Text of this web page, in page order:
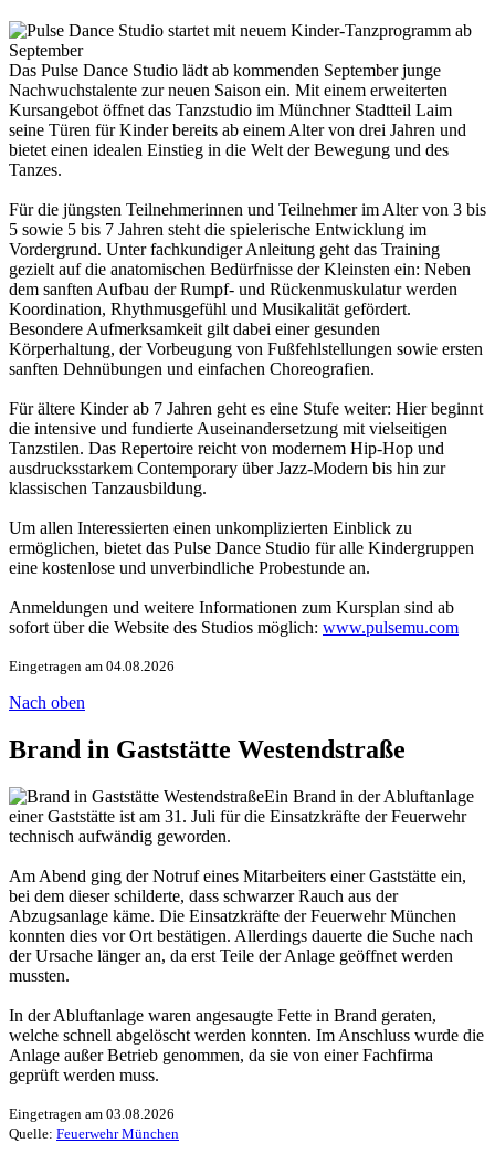
Das Pulse Dance Studio lädt ab kommenden September junge
Nachwuchstalente zur neuen Saison ein. Mit einem erweiterten
Kursangebot öffnet das Tanzstudio im Münchner Stadtteil Laim
seine Türen für Kinder bereits ab einem Alter von drei Jahren und
bietet einen idealen Einstieg in die Welt der Bewegung und des
Tanzes.
Für die jüngsten Teilnehmerinnen und Teilnehmer im Alter von 3 bis
5 sowie 5 bis 7 Jahren steht die spielerische Entwicklung im
Vordergrund. Unter fachkundiger Anleitung geht das Training
gezielt auf die anatomischen Bedürfnisse der Kleinsten ein: Neben
dem sanften Aufbau der Rumpf- und Rückenmuskulatur werden
Koordination, Rhythmusgefühl und Musikalität gefördert.
Besondere Aufmerksamkeit gilt dabei einer gesunden
Körperhaltung, der Vorbeugung von Fußfehlstellungen sowie ersten
sanften Dehnübungen und einfachen Choreografien.
Für ältere Kinder ab 7 Jahren geht es eine Stufe weiter: Hier beginnt
die intensive und fundierte Auseinandersetzung mit vielseitigen
Tanzstilen. Das Repertoire reicht von modernem Hip-Hop und
ausdrucksstarkem Contemporary über Jazz-Modern bis hin zur
klassischen Tanzausbildung.
Um allen Interessierten einen unkomplizierten Einblick zu
ermöglichen, bietet das Pulse Dance Studio für alle Kindergruppen
eine kostenlose und unverbindliche Probestunde an.
Anmeldungen und weitere Informationen zum Kursplan sind ab
sofort über die Website des Studios möglich: www.pulsemu.com
Eingetragen am 04.08.2026
Nach oben
Brand in Gaststätte Westendstraße
Ein Brand in der Abluftanlage
einer Gaststätte ist am 31. Juli für die Einsatzkräfte der Feuerwehr
technisch aufwändig geworden.
Am Abend ging der Notruf eines Mitarbeiters einer Gaststätte ein,
bei dem dieser schilderte, dass schwarzer Rauch aus der
Abzugsanlage käme. Die Einsatzkräfte der Feuerwehr München
konnten dies vor Ort bestätigen. Allerdings dauerte die Suche nach
der Ursache länger an, da erst Teile der Anlage geöffnet werden
mussten.
In der Abluftanlage waren angesaugte Fette in Brand geraten,
welche schnell abgelöscht werden konnten. Im Anschluss wurde die
Anlage außer Betrieb genommen, da sie von einer Fachfirma
geprüft werden muss.
Eingetragen am 03.08.2026
Quelle: Feuerwehr München